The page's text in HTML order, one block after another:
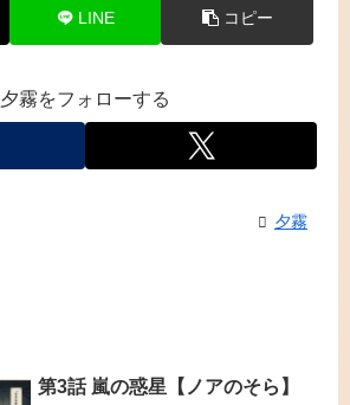
LINE コピー
夕霧をフォローする
夕霧
第3話 嵐の惑星【ノアのそら】